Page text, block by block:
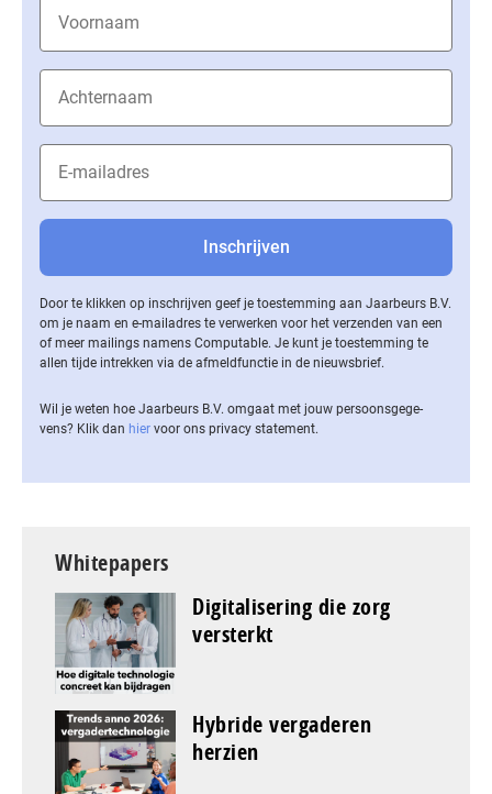
Door te klikken op inschrijven geef je toestemming aan Jaarbeurs B.V.
om je naam en e-mailadres te verwerken voor het verzenden van een
of meer mailings namens Computable. Je kunt je toestemming te
allen tijde intrekken via de af­meld­func­tie in de nieuwsbrief.
Wil je weten hoe Jaarbeurs B.V. omgaat met jouw per­soons­ge­ge­
vens? Klik dan hier voor ons privacy statement.
Whitepapers
Digitalisering die zorg
versterkt
Hybride vergaderen
herzien